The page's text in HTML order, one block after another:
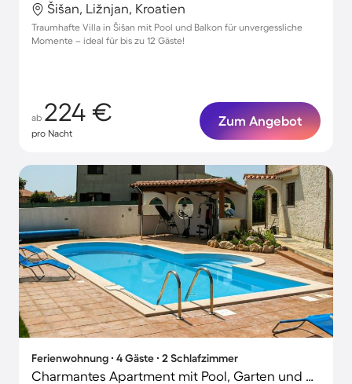
Šišan, Ližnjan, Kroatien
Traumhafte Villa in Šišan mit Pool und Balkon für unvergessliche
Momente – ideal für bis zu 12 Gäste!
ab 224 €
pro Nacht
Zum Angebot
Ferienwohnung ∙ 4 Gäste ∙ 2 Schlafzimmer
Charmantes Apartment mit Pool, Garten und Grill